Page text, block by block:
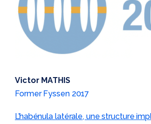
Victor MATHIS
Former Fyssen 2017
L’habénula latérale, une structure